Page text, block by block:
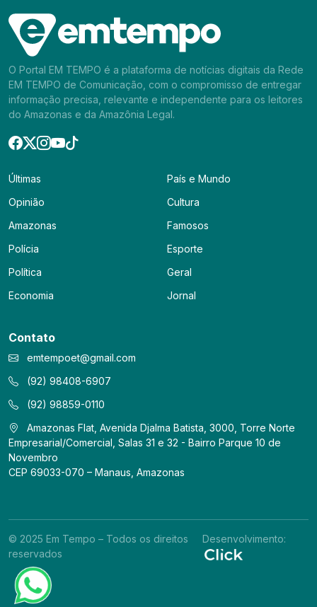
O Portal EM TEMPO é a plataforma de notícias digitais da Rede
EM TEMPO de Comunicação, com o compromisso de entregar
informação precisa, relevante e independente para os leitores
do Amazonas e da Amazônia Legal.
Últimas
Opinião
Amazonas
Polícia
Política
Economia
País e Mundo
Cultura
Famosos
Esporte
Geral
Jornal
Contato
emtempoet@gmail.com
(92) 98408-6907
(92) 98859-0110
Amazonas Flat, Avenida Djalma Batista, 3000, Torre Norte
Empresarial/Comercial, Salas 31 e 32 - Bairro Parque 10 de
Novembro
CEP 69033-070 – Manaus, Amazonas
© 2025 Em Tempo – Todos os direitos
reservados
Desenvolvimento: